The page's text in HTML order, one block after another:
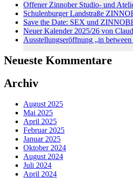
Offener Zinnober Studio- und
Schulenburger Landstraße
Save the Date: SEX und
Neuer Kalender 2025/26 von
Ausstellungseröffnung „in between
Neueste Kommentare
Archiv
August 2025
Mai 2025
April 2025
Februar 2025
Januar 2025
Oktober 2024
August 2024
Juli 2024
April 2024